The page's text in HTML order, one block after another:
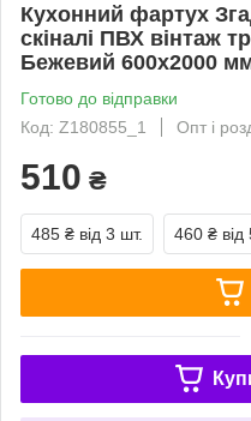
Кухонний фартух
скіналі ПВХ вінтаж
Бежевий 600х2000
Готово до відправки
Код: Z180855_1
Опт і
510 ₴
485 ₴ від 3 шт. 460 ₴